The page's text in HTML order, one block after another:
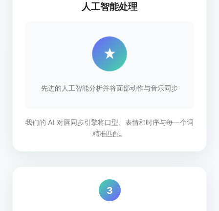
人工智能处理
先进的人工智能分析并将面部动作与音乐同步
我们的 AI 对唇同步引擎将口型、表情和时序与每一个词
精准匹配。
3